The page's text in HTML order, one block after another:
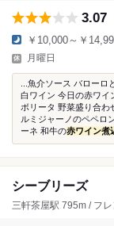
3.07
￥10,000～￥
月曜日
...魚介ソース バロー
白ワイン 今日の赤ワイ
ボリータ 野菜盛り合わ
ルミジャーノのペペロ
ーネ 和牛の赤ワイン煮
シーブリーズ
三軒茶屋駅 795m / フレ